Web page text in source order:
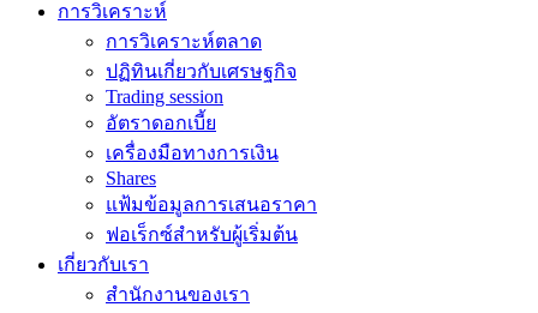
การวิเคราะห์
การวิเคราะห์ตลาด
ปฏิทินเกี่ยวกับเศรษฐกิจ
Trading session
อัตราดอกเบี้ย
เครื่องมือทางการเงิน
Shares
แฟ้มข้อมูลการเสนอราคา
ฟอเร็กซ์สำหรับผู้เริ่มต้น
เกี่ยวกับเรา
สำนักงานของเรา